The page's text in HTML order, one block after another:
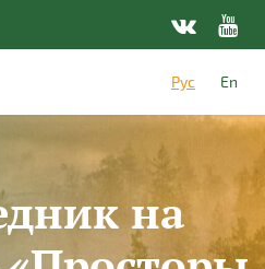
Рус
En
на